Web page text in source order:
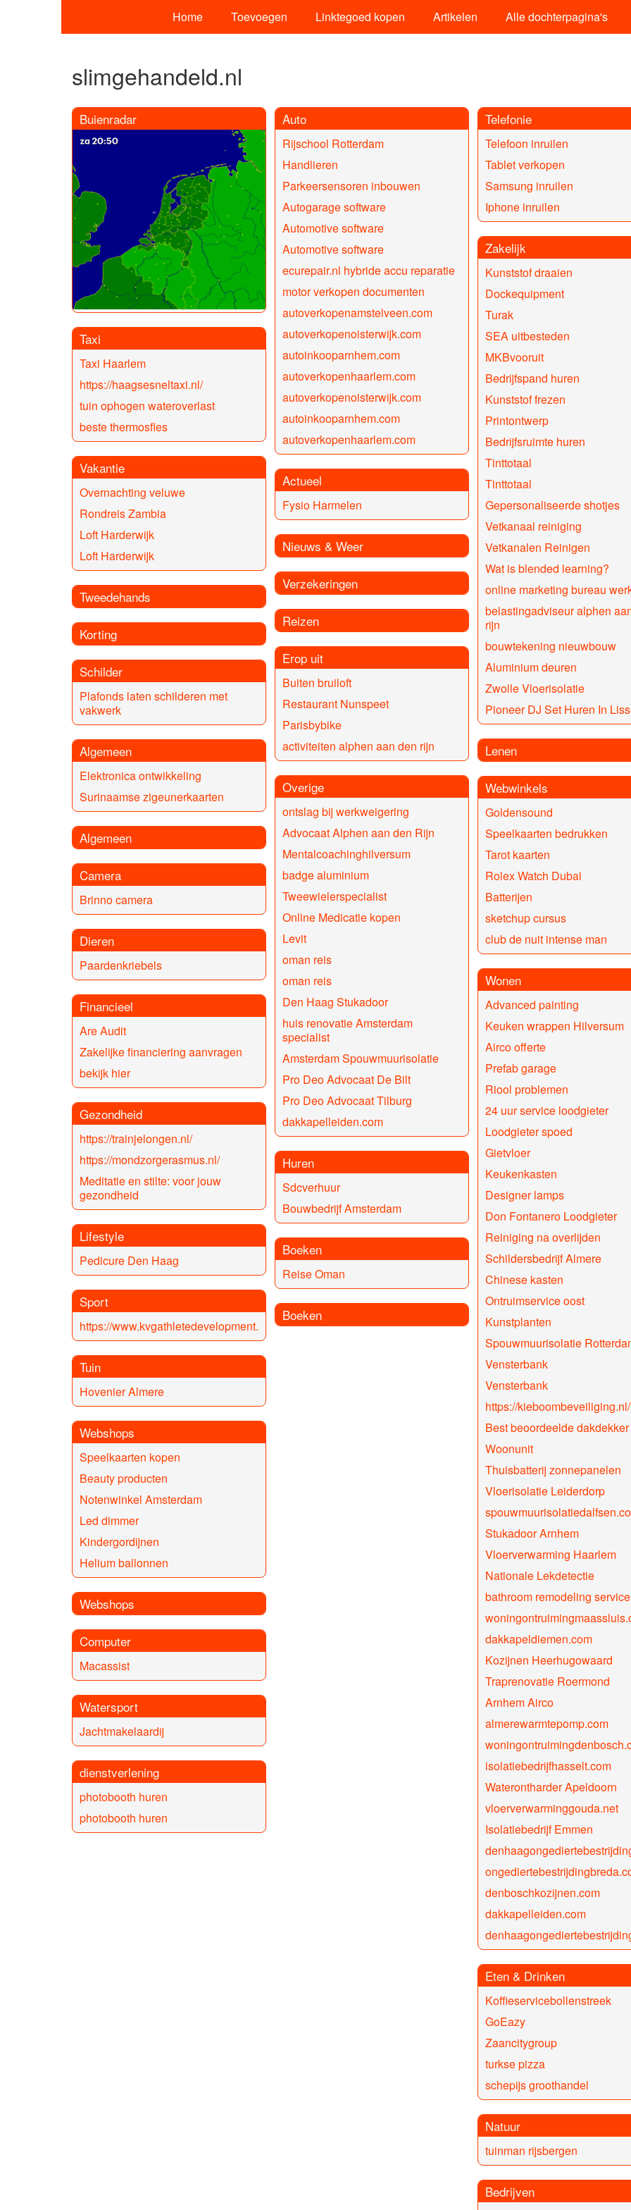
Home Toevoegen Linktegoed kopen Artikelen Alle dochterpagina's
slimgehandeld.nl
Buienradar
Taxi
Taxi Haarlem
https://haagsesneltaxi.nl/
tuin ophogen wateroverlast
beste thermosfles
Vakantie
Overnachting veluwe
Rondreis Zambia
Loft Harderwijk
Loft Harderwijk
Tweedehands
Korting
Schilder
Plafonds laten schilderen met
vakwerk
Algemeen
Elektronica ontwikkeling
Surinaamse zigeunerkaarten
Algemeen
Camera
Brinno camera
Dieren
Paardenkriebels
Financieel
Are Audit
Zakelijke financiering aanvragen
bekijk hier
Gezondheid
https://trainjelongen.nl/
https://mondzorgerasmus.nl/
Meditatie en stilte: voor jouw
gezondheid
Lifestyle
Pedicure Den Haag
Sport
https://www.kvgathletedevelopment.nl/
Tuin
Hovenier Almere
Webshops
Speelkaarten kopen
Beauty producten
Notenwinkel Amsterdam
Led dimmer
Kindergordijnen
Helium ballonnen
Webshops
Computer
Macassist
Watersport
Jachtmakelaardij
dienstverlening
photobooth huren
photobooth huren
Auto
Rijschool Rotterdam
Handlieren
Parkeersensoren inbouwen
Autogarage software
Automotive software
Automotive software
ecurepair.nl hybride accu reparatie
motor verkopen documenten
autoverkopenamstelveen.com
autoverkopenoisterwijk.com
autoinkooparnhem.com
autoverkopenhaarlem.com
autoverkopenoisterwijk.com
autoinkooparnhem.com
autoverkopenhaarlem.com
Actueel
Fysio Harmelen
Nieuws & Weer
Verzekeringen
Reizen
Erop uit
Buiten bruiloft
Restaurant Nunspeet
Parisbybike
activiteiten alphen aan den rijn
Overige
ontslag bij werkweigering
Advocaat Alphen aan den Rijn
Mentalcoachinghilversum
badge aluminium
Tweewielerspecialist
Online Medicatie kopen
Levit
oman reis
oman reis
Den Haag Stukadoor
huis renovatie Amsterdam
specialist
Amsterdam Spouwmuurisolatie
Pro Deo Advocaat De Bilt
Pro Deo Advocaat Tilburg
dakkapelleiden.com
Huren
Sdcverhuur
Bouwbedrijf Amsterdam
Boeken
Reise Oman
Boeken
Telefonie
Telefoon inruilen
Tablet verkopen
Samsung inruilen
Iphone inruilen
Zakelijk
Kunststof draaien
Dockequipment
Turak
SEA uitbesteden
MKBvooruit
Bedrijfspand huren
Kunststof frezen
Printontwerp
Bedrijfsruimte huren
Tinttotaal
Tinttotaal
Gepersonaliseerde shotjes
Vetkanaal reiniging
Vetkanalen Reinigen
Wat is blended learning?
online marketing bureau
belastingadviseur alphen
rijn
bouwtekening nieuwbouw
Aluminium deuren
Zwolle Vloerisolatie
Pioneer DJ Set Huren In
Lenen
Webwinkels
Goldensound
Speelkaarten bedrukken
Tarot kaarten
Rolex Watch Dubai
Batterijen
sketchup cursus
club de nuit intense man
Wonen
Advanced painting
Keuken wrappen Hilversum
Airco offerte
Prefab garage
Riool problemen
24 uur service loodgieter
Loodgieter spoed
Gietvloer
Keukenkasten
Designer lamps
Don Fontanero Loodgieter
Reiniging na overlijden
Schildersbedrijf Almere
Chinese kasten
Ontruimservice oost
Kunstplanten
Spouwmuurisolatie
Vensterbank
Vensterbank
https://kieboombeveiliging.nl/
Best beoordeelde dakdekker
Woonunit
Thuisbatterij zonnepanelen
Vloerisolatie Leiderdorp
Stukadoor Arnhem
Vloerverwarming Haarlem
Nationale Lekdetectie
bathroom remodeling
dakkapeldiemen.com
Kozijnen Heerhugowaard
Traprenovatie Roermond
Arnhem Airco
almerewarmtepomp.com
isolatiebedrijfhasselt.com
Waterontharder Apeldoorn
vloerverwarminggouda.net
Isolatiebedrijf Emmen
denboschkozijnen.com
dakkapelleiden.com
Eten & Drinken
Koffieservicebollenstreek
GoEazy
Zaancitygroup
turkse pizza
schepijs groothandel
Natuur
tuinman rijsbergen
Bedrijven